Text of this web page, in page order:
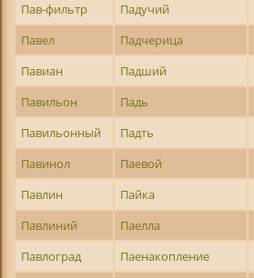
Пав-фильтр
Падучий
Павел
Падчерица
Павиан
Падший
Павильон
Падь
Павильонный
Падть
Павинол
Паевой
Павлин
Пайка
Павлиний
Паелла
Павлоград
Паенакопление